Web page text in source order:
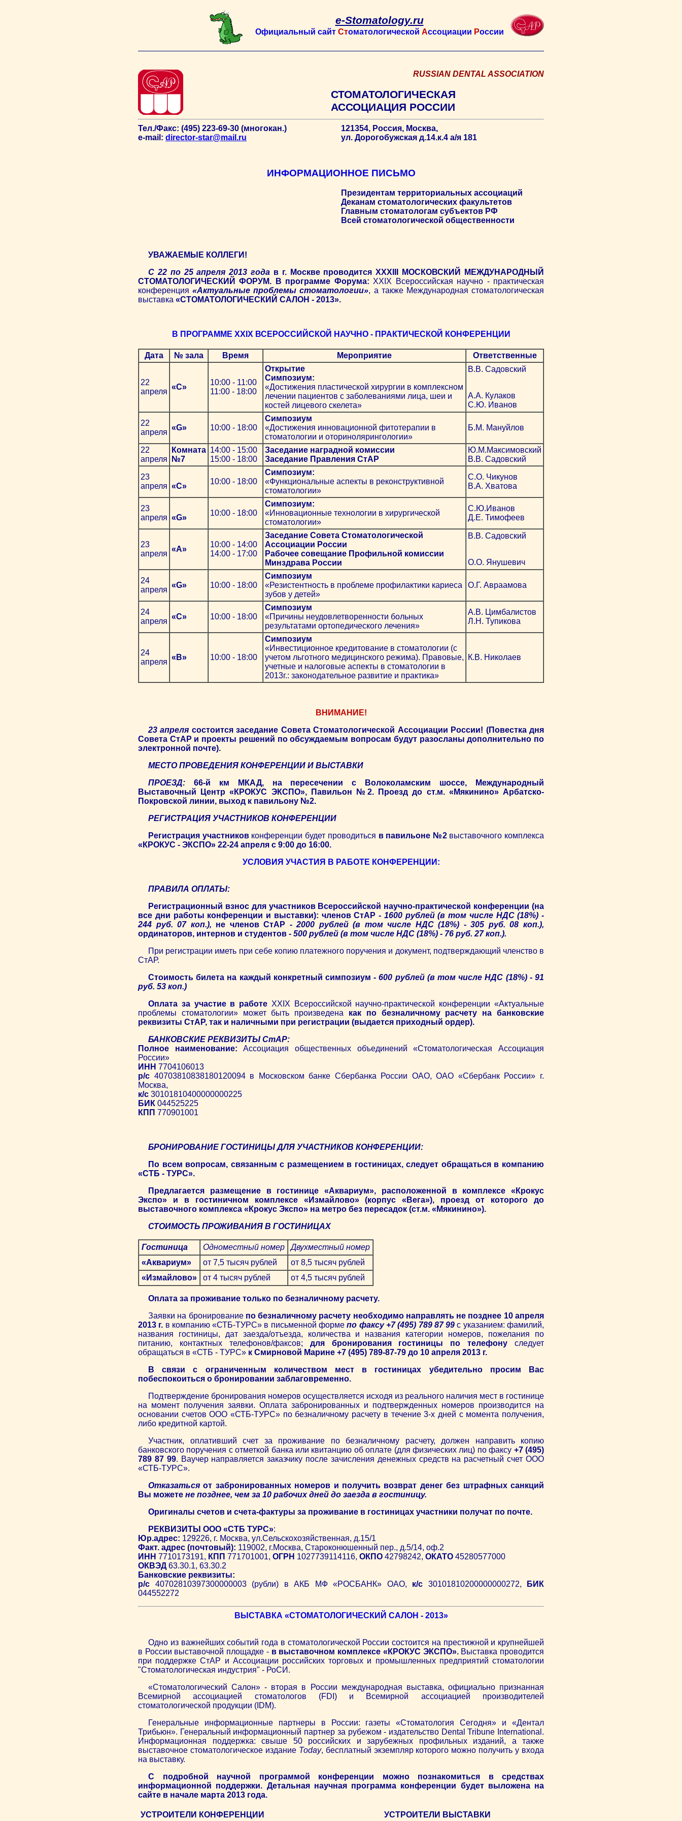
e-Stomatology.ru
Официальный сайт Стоматологической Ассоциации России
RUSSIAN DENTAL ASSOCIATION
СТОМАТОЛОГИЧЕСКАЯ
АССОЦИАЦИЯ РОССИИ
Тел./Факс: (495) 223-69-30 (многокан.)
e-mail: director-star@mail.ru
121354, Россия, Москва,
ул. Дорогобужская д.14.к.4 а/я 181
ИНФОРМАЦИОННОЕ ПИСЬМО
Президентам территориальных ассоциаций
Деканам стоматологических факультетов
Главным стоматологам субъектов РФ
Всей стоматологической общественности
УВАЖАЕМЫЕ КОЛЛЕГИ!
С 22 по 25 апреля 2013 года в г. Москве проводится XXXIII МОСКОВСКИЙ МЕЖДУНАРОДНЫЙ
СТОМАТОЛОГИЧЕСКИЙ ФОРУМ. В программе Форума: XXIX Всероссийская научно - практическая
конференция«Актуальные проблемы стоматологии», а также Международная стоматологическая
выставка «СТОМАТОЛОГИЧЕСКИЙ САЛОН - 2013».
В ПРОГРАММЕ XXIX ВСЕРОССИЙСКОЙ НАУЧНО - ПРАКТИЧЕСКОЙ КОНФЕРЕНЦИИ
Дата № зала Время Мероприятие Ответственные
22
апреля
«С»
10:00 - 11:00
11:00 - 18:00
Открытие
Симпозиум:
«Достижения пластической хирургии в комплексном
лечении пациентов с заболеваниями лица, шеи и
костей лицевого скелета»
В.В. Садовский
А.А. Кулаков
С.Ю. Иванов
22
апреля
«G» 10:00 - 18:00
Симпозиум
«Достижения инновационной фитотерапии в
стоматологии и оторинолярингологии»
Б.М. Мануйлов
22
апреля
Комната
№7
14:00 - 15:00
15:00 - 18:00
Заседание наградной комиссии
Заседание Правления СтАР
Ю.М.Максимовский
В.В. Садовский
23
апреля «C»
10:00 - 18:00
Симпозиум:
«Функциональные аспекты в реконструктивной
стоматологии»
С.О. Чикунов
В.А. Хватова
23
апреля «G»
10:00 - 18:00
Симпозиум:
«Инновационные технологии в хирургической
стоматологии»
С.Ю.Иванов
Д.Е. Тимофеев
23
апреля
«А»
10:00 - 14:00
14:00 - 17:00
Заседание Совета Стоматологической
Ассоциации России
Рабочее совещание Профильной комиссии
Минздрава России
В.В. Садовский
О.О. Янушевич
24
апреля
«G» 10:00 - 18:00
Симпозиум
«Резистентность в проблеме профилактики кариеса
зубов у детей»
О.Г. Авраамова
24
апреля
«С» 10:00 - 18:00
Симпозиум
«Причины неудовлетворенности больных
результатами ортопедического лечения»
А.В. Цимбалистов
Л.Н. Тупикова
24
апреля
«В» 10:00 - 18:00
Симпозиум
«Инвестиционное кредитование в стоматологии (с
учетом льготного медицинского режима). Правовые,
учетные и налоговые аспекты в стоматологии в
2013г.: законодательное развитие и практика»
К.В. Николаев
ВНИМАНИЕ!
23 апреля состоится заседание Совета Стоматологической Ассоциации России! (Повестка дня
Совета СтАР и проекты решений по обсуждаемым вопросам будут разосланы дополнительно по
электронной почте).
МЕСТО ПРОВЕДЕНИЯ КОНФЕРЕНЦИИ И ВЫСТАВКИ
ПРОЕЗД: 66-й км МКАД, на пересечении с Волоколамским шоссе, Международный
Выставочный Центр «КРОКУС ЭКСПО», Павильон №2. Проезд до ст.м. «Мякинино» Арбатско-
Покровской линии, выход к павильону №2.
РЕГИСТРАЦИЯ УЧАСТНИКОВ КОНФЕРЕНЦИИ
Регистрация участниковконференции будет проводиться в павильоне №2выставочного комплекса
«КРОКУС - ЭКСПО» 22-24 апреля с 9:00 до 16:00.
УСЛОВИЯ УЧАСТИЯ В РАБОТЕ КОНФЕРЕНЦИИ:
ПРАВИЛА ОПЛАТЫ:
Регистрационный взнос для участников Всероссийской научно-практической конференции (на
все дни работы конференции и выставки): членов СтАР - 1600 рублей (в том числе НДС (18%) -
244 руб. 07 коп.), не членов СтАР -2000 рублей (в том числе НДС (18%) - 305 руб. 08 коп.),
ординаторов, интернов и студентов - 500 рублей (в том числе НДС (18%) - 76 руб. 27 коп.).
При регистрации иметь при себе копию платежного поручения и документ, подтверждающий членство в
СтАР.
Стоимость билета на каждый конкретный симпозиум -600 рублей (в том числе НДС (18%) - 91
руб. 53 коп.)
Оплата за участие в работе XXIX Всероссийской научно-практической конференции «Актуальные
проблемы стоматологии» может быть произведена как по безналичному расчету на банковские
реквизиты СтАР, так и наличными при регистрации (выдается приходный ордер).
БАНКОВСКИЕ РЕКВИЗИТЫ СтАР:
Полное наименование: Ассоциация общественных объединений «Стоматологическая Ассоциация
России»
ИНН 7704106013
р/с 40703810838180120094 в Московском банке Сбербанка России ОАО, ОАО «Сбербанк России» г.
Москва,
к/с 30101810400000000225
БИК 044525225
КПП 770901001
БРОНИРОВАНИЕ ГОСТИНИЦЫ ДЛЯ УЧАСТНИКОВ КОНФЕРЕНЦИИ:
По всем вопросам, связанным с размещением в гостиницах, следует обращаться в компанию
«СТБ - ТУРС».
Предлагается размещение в гостинице «Аквариум», расположенной в комплексе «Крокус
Экспо» и в гостиничном комплексе «Измайлово» (корпус «Вега»), проезд от которого до
выставочного комплекса «Крокус Экспо» на метро без пересадок (ст.м. «Мякинино»).
СТОИМОСТЬ ПРОЖИВАНИЯ В ГОСТИНИЦАХ
Гостиница Одноместный номер
Двухместный номер
«Аквариум»
от 7,5 тысяч рублей
от 8,5 тысяч рублей
«Измайлово»
от 4 тысяч рублей от 4,5 тысяч рублей
Оплата за проживание только по безналичному расчету.
Заявки на бронирование по безналичному расчету необходимо направлять не позднее 10 апреля
2013 г. в компанию «СТБ-ТУРС» в письменной формепо факсу +7 (495) 789 87 99 с указанием: фамилий,
названия гостиницы, дат заезда/отъезда, количества и названия категории номеров, пожелания по
питанию, контактных телефонов/факсов; для бронирования гостиницы по телефону следует
обращаться в «СТБ - ТУРС» к Смирновой Марине +7 (495) 789-87-79 до 10 апреля 2013 г.
В связи с ограниченным количеством мест в гостиницах убедительно просим Вас
побеспокоиться о бронировании заблаговременно.
Подтверждение бронирования номеров осуществляется исходя из реального наличия мест в гостинице
на момент получения заявки. Оплата забронированных и подтвержденных номеров производится на
основании счетов ООО «СТБ-ТУРС» по безналичному расчету в течение 3-х дней с момента получения,
либо кредитной картой.
Участник, оплативший счет за проживание по безналичному расчету, должен направить копию
банковского поручения с отметкой банка или квитанцию об оплате (для физических лиц) по факсу +7 (495)
789 87 99. Ваучер направляется заказчику после зачисления денежных средств на расчетный счет ООО
«СТБ-ТУРС».
Отказаться от забронированных номеров и получить возврат денег без штрафных санкций
Вы можете не позднее, чем за 10 рабочих дней до заезда в гостиницу.
Оригиналы счетов и счета-фактуры за проживание в гостиницах участники получат по почте.
РЕКВИЗИТЫ ООО «СТБ ТУРС»:
Юр.адрес: 129226, г. Москва, ул.Сельскохозяйственная, д.15/1
Факт. адрес (почтовый): 119002, г.Москва, Староконюшенный пер., д.5/14, оф.2
ИНН 7710173191, КПП 771701001, ОГРН 1027739114116, ОКПО 42798242, ОКАТО 45280577000
ОКВЭД63.30.1, 63.30.2
Банковские реквизиты:
р/с 40702810397300000003 (рубли) в АКБ МФ «РОСБАНК» ОАО, к/с 30101810200000000272,
БИК
044552272
ВЫСТАВКА «СТОМАТОЛОГИЧЕСКИЙ САЛОН - 2013»
Одно из важнейших событий года в стоматологической России состоится на престижной и крупнейшей
в России выставочной площадке - в выставочном комплексе «КРОКУС ЭКСПО».Выставка проводится
при поддержке СтАР и Ассоциации российских торговых и промышленных предприятий стоматологии
"Стоматологическая индустрия" - РоСИ.
«Стоматологический Салон» - вторая в России международная выставка, официально признанная
Всемирной ассоциацией стоматологов (FDI) и Всемирной ассоциацией производителей
стоматологической продукции (IDM).
Генеральные информационные партнеры в России: газеты «Стоматология Сегодня» и «Дентал
Трибьюн». Генеральный информационный партнер за рубежом - издательство Dental Tribune International.
Информационная поддержка: свыше 50 российских и зарубежных профильных изданий, а также
выставочное стоматологическое издание Today, бесплатный экземпляр которого можно получить у входа
на выставку.
С подробной научной программой конференции можно познакомиться в средствах
информационной поддержки. Детальная научная программа конференции будет выложена на
сайте в начале марта 2013 года.
УСТРОИТЕЛИ КОНФЕРЕНЦИИ УСТРОИТЕЛИ ВЫСТАВКИ